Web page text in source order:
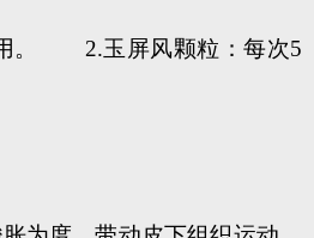
用。 2.玉屏风颗粒：每次5